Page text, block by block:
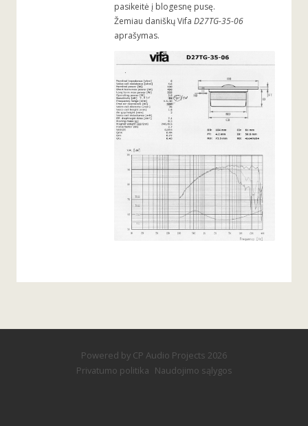
pasikeitė į blogesnę pusę.
Žemiau daniškų Vifa D27TG-35-06
aprašymas.
Powered by CP Audio Projects 2026
Privatumo politika Naudojimo sąlygos